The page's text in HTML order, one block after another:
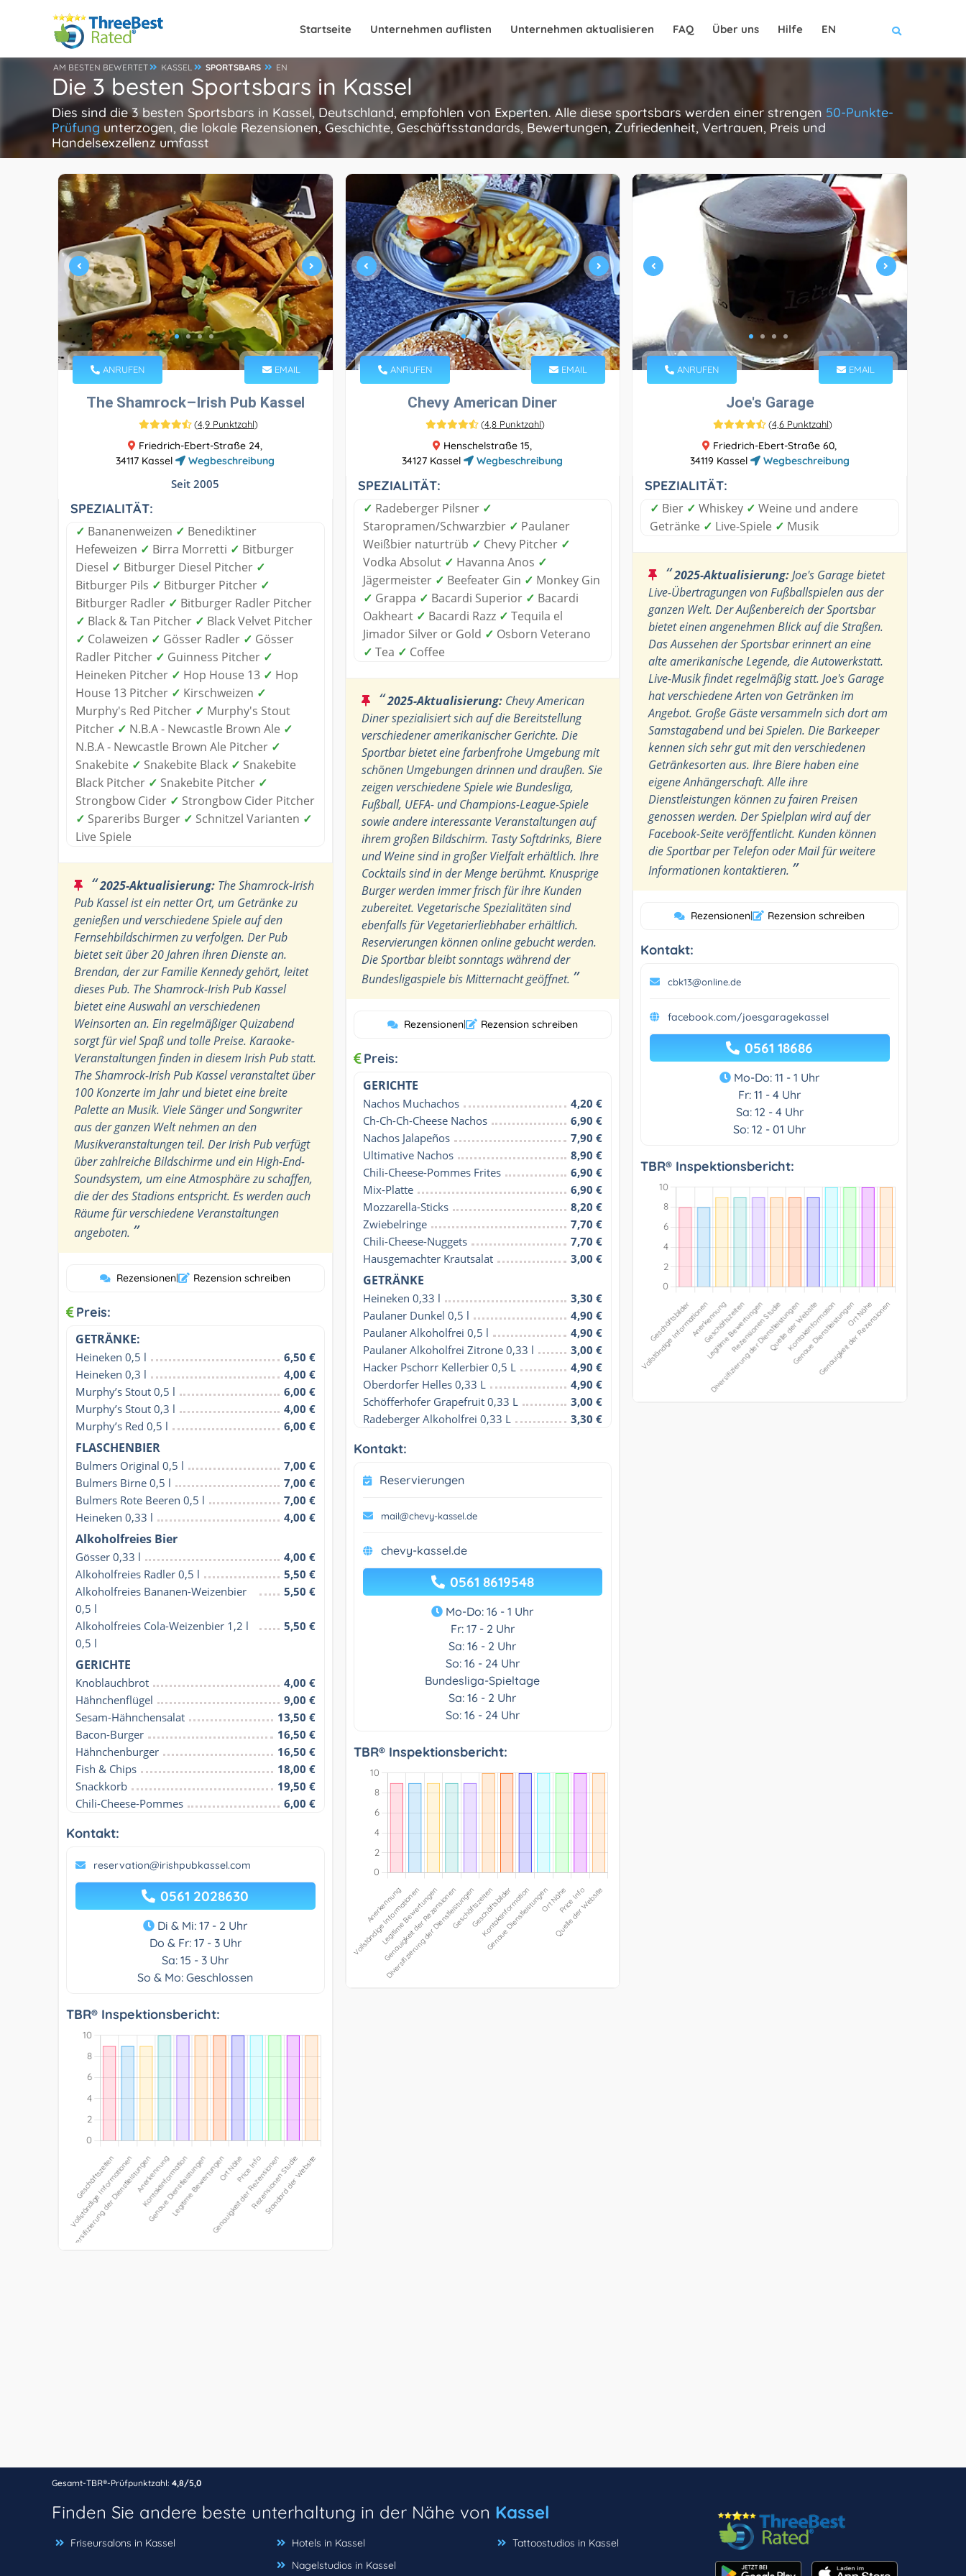
Startseite Unternehmen auflisten Unternehmen aktualisieren FAQ Über uns Hilfe EN
AM BESTEN BEWERTET KASSEL SPORTSBARS EN
Die 3 besten Sportsbars in Kassel
Dies sind die 3 besten Sportsbars in Kassel, Deutschland, empfohlen von Experten. Alle diese sportsbars werden einer strengen 50-Punkte-
Prüfung unterzogen, die lokale Rezensionen, Geschichte, Geschäftsstandards, Bewertungen, Zufriedenheit, Vertrauen, Preis und
Handelsexzellenz umfasst
ANRUFEN EMAIL
The Shamrock–Irish Pub Kassel
(4,9 Punktzahl)
Friedrich-Ebert-Straße 24,
34117 Kassel
Wegbeschreibung
Seit 2005
SPEZIALITÄT:
✓ Bananenweizen ✓ Benediktiner
Hefeweizen ✓ Birra Morretti ✓ Bitburger
Diesel ✓ Bitburger Diesel Pitcher ✓
Bitburger Pils ✓ Bitburger Pitcher ✓
Bitburger Radler ✓ Bitburger Radler Pitcher
✓ Black & Tan Pitcher ✓ Black Velvet Pitcher
✓ Colaweizen ✓ Gösser Radler ✓ Gösser
Radler Pitcher ✓ Guinness Pitcher ✓
Heineken Pitcher ✓ Hop House 13 ✓ Hop
House 13 Pitcher ✓ Kirschweizen ✓
Murphy's Red Pitcher ✓ Murphy's Stout
Pitcher ✓ N.B.A - Newcastle Brown Ale ✓
N.B.A - Newcastle Brown Ale Pitcher ✓
Snakebite ✓ Snakebite Black ✓ Snakebite
Black Pitcher ✓ Snakebite Pitcher ✓
Strongbow Cider ✓ Strongbow Cider Pitcher
✓ Spareribs Burger ✓ Schnitzel Varianten ✓
Live Spiele
“2025-Aktualisierung: The Shamrock-Irish
Pub Kassel ist ein netter Ort, um Getränke zu
genießen und verschiedene Spiele auf den
Fernsehbildschirmen zu verfolgen. Der Pub
bietet seit über 20 Jahren ihren Dienste an.
Brendan, der zur Familie Kennedy gehört, leitet
dieses Pub. The Shamrock-Irish Pub Kassel
bietet eine Auswahl an verschiedenen
Weinsorten an. Ein regelmäßiger Quizabend
sorgt für viel Spaß und tolle Preise. Karaoke-
Veranstaltungen finden in diesem Irish Pub statt.
The Shamrock-Irish Pub Kassel veranstaltet über
100 Konzerte im Jahr und bietet eine breite
Palette an Musik. Viele Sänger und Songwriter
aus der ganzen Welt nehmen an den
Musikveranstaltungen teil. Der Irish Pub verfügt
über zahlreiche Bildschirme und ein High-End-
Soundsystem, um eine Atmosphäre zu schaffen,
die der des Stadions entspricht. Es werden auch
Räume für verschiedene Veranstaltungen
angeboten. ”
Rezensionen| Rezension schreiben
Preis:
GETRÄNKE:
Heineken 0,5 l
6,50 €
Heineken 0,3 l
4,00 €
Murphy’s Stout 0,5 l
6,00 €
Murphy’s Stout 0,3 l
4,00 €
Murphy’s Red 0,5 l
6,00 €
FLASCHENBIER
Bulmers Original 0,5 l
7,00 €
Bulmers Birne 0,5 l
7,00 €
Bulmers Rote Beeren 0,5 l
7,00 €
Heineken 0,33 l
4,00 €
Alkoholfreies Bier
Gösser 0,33 l
4,00 €
Alkoholfreies Radler 0,5 l
5,50 €
Alkoholfreies Bananen-Weizenbier
0,5 l
5,50 €
Alkoholfreies Cola-Weizenbier 1,2 l
0,5 l
5,50 €
GERICHTE
Knoblauchbrot
4,00 €
Hähnchenflügel
9,00 €
Sesam-Hähnchensalat
13,50 €
Bacon-Burger
16,50 €
Hähnchenburger
16,50 €
Fish & Chips
18,00 €
Snackkorb
19,50 €
Chili-Cheese-Pommes
6,00 €
Kontakt:
reservation@irishpubkassel.com
0561 2028630
Di & Mi: 17 - 2 Uhr
Do & Fr: 17 - 3 Uhr
Sa: 15 - 3 Uhr
So & Mo: Geschlossen
TBR® Inspektionsbericht:
ANRUFEN EMAIL
Chevy American Diner
(4,8 Punktzahl)
Henschelstraße 15,
34127 Kassel
Wegbeschreibung
SPEZIALITÄT:
✓ Radeberger Pilsner ✓
Staropramen/Schwarzbier ✓ Paulaner
Weißbier naturtrüb ✓ Chevy Pitcher ✓
Vodka Absolut ✓ Havanna Anos ✓
Jägermeister ✓ Beefeater Gin ✓ Monkey Gin
✓ Grappa ✓ Bacardi Superior ✓ Bacardi
Oakheart ✓ Bacardi Razz ✓ Tequila el
Jimador Silver or Gold ✓ Osborn Veterano
✓ Tea ✓ Coffee
“2025-Aktualisierung:Chevy American
Diner spezialisiert sich auf die Bereitstellung
verschiedener amerikanischer Gerichte. Die
Sportbar bietet eine farbenfrohe Umgebung mit
schönen Umgebungen drinnen und draußen. Sie
zeigen verschiedene Spiele wie Bundesliga,
Fußball, UEFA- und Champions-League-Spiele
sowie andere interessante Veranstaltungen auf
ihrem großen Bildschirm. Tasty Softdrinks, Biere
und Weine sind in großer Vielfalt erhältlich. Ihre
Cocktails sind in der Menge berühmt. Knusprige
Burger werden immer frisch für ihre Kunden
zubereitet. Vegetarische Spezialitäten sind
ebenfalls für Vegetarierliebhaber erhältlich.
Reservierungen können online gebucht werden.
Die Sportbar bleibt sonntags während der
Bundesligaspiele bis Mitternacht geöffnet. ”
Rezensionen| Rezension schreiben
Preis:
GERICHTE
Nachos Muchachos
4,20 €
Ch-Ch-Ch-Cheese Nachos
6,90 €
Nachos Jalapeños
7,90 €
Ultimative Nachos
8,90 €
Chili-Cheese-Pommes Frites
6,90 €
Mix-Platte
6,90 €
Mozzarella-Sticks
8,20 €
Zwiebelringe
7,70 €
Chili-Cheese-Nuggets
7,70 €
Hausgemachter Krautsalat
3,00 €
GETRÄNKE
Heineken 0,33 l
3,30 €
Paulaner Dunkel 0,5 l
4,90 €
Paulaner Alkoholfrei 0,5 l
4,90 €
Paulaner Alkoholfrei Zitrone 0,33 l
3,00 €
Hacker Pschorr Kellerbier 0,5 L
4,90 €
Oberdorfer Helles 0,33 L
4,90 €
Schöfferhofer Grapefruit 0,33 L
3,00 €
Radeberger Alkoholfrei 0,33 L
3,30 €
Kontakt:
Reservierungen
mail@chevy-kassel.de
chevy-kassel.de
0561 8619548
Mo-Do: 16 - 1 Uhr
Fr: 17 - 2 Uhr
Sa: 16 - 2 Uhr
So: 16 - 24 Uhr
Bundesliga-Spieltage
Sa: 16 - 2 Uhr
So: 16 - 24 Uhr
TBR® Inspektionsbericht:
ANRUFEN EMAIL
Joe's Garage
(4,6 Punktzahl)
Friedrich-Ebert-Straße 60,
34119 Kassel
Wegbeschreibung
SPEZIALITÄT:
✓ Bier ✓ Whiskey ✓ Weine und andere
Getränke ✓ Live-Spiele ✓ Musik
“2025-Aktualisierung:Joe's Garage bietet
Live-Übertragungen von Fußballspielen aus der
ganzen Welt. Der Außenbereich der Sportsbar
bietet einen angenehmen Blick auf die Straßen.
Das Aussehen der Sportsbar erinnert an eine
alte amerikanische Legende, die Autowerkstatt.
Live-Musik findet regelmäßig statt. Joe's Garage
hat verschiedene Arten von Getränken im
Angebot. Große Gäste versammeln sich dort am
Samstagabend und bei Spielen. Die Barkeeper
kennen sich sehr gut mit den verschiedenen
Getränkesorten aus. Ihre Biere haben eine
eigene Anhängerschaft. Alle ihre
Dienstleistungen können zu fairen Preisen
genossen werden. Der Spielplan wird auf der
Facebook-Seite veröffentlicht. Kunden können
die Sportbar per Telefon oder Mail für weitere
Informationen kontaktieren. ”
Rezensionen| Rezension schreiben
Kontakt:
cbk13@online.de
facebook.com/joesgaragekassel
0561 18686
Mo-Do: 11 - 1 Uhr
Fr: 11 - 4 Uhr
Sa: 12 - 4 Uhr
So: 12 - 01 Uhr
TBR® Inspektionsbericht:
Gesamt-TBR®-Prüfpunktzahl: 4,8/5,0
Finden Sie andere beste unterhaltung in der Nähe von Kassel
Friseursalons in Kassel
Hotels in Kassel
Nagelstudios in Kassel
Tattoostudios in Kassel